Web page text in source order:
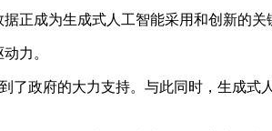
正成为生成式人工智能采用和创新的关
力。
政府的大力支持。与此同时，生成式